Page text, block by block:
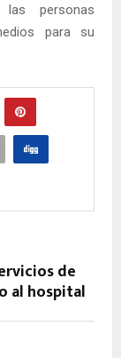
personas
para su
de
al hospital